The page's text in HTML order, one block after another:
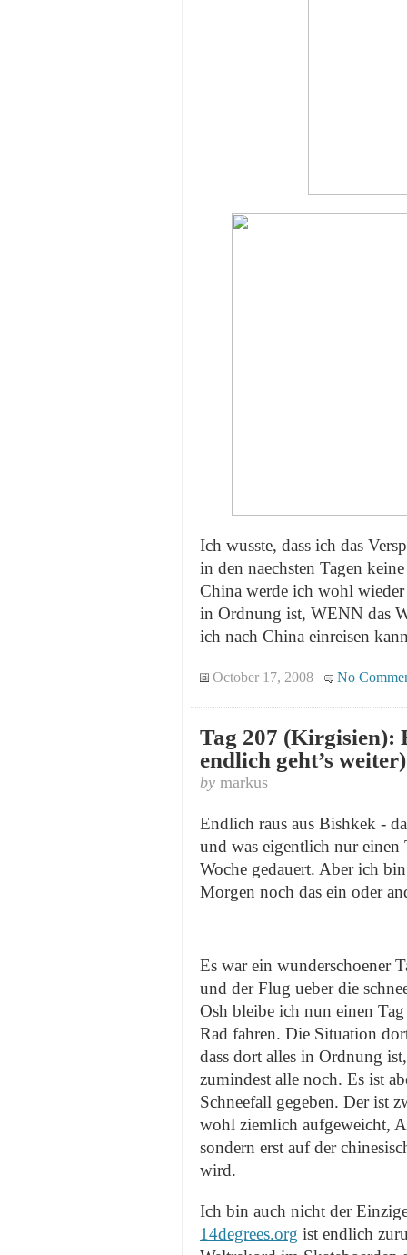
Ich wusste, dass ich das
in den naechsten Tagen
China werde ich wohl
in Ordnung ist, WENN das
ich nach China einreisen
October 17, 2008 No
Tag 207 (Kirgisien):
endlich geht’s weiter)
by markus
Endlich raus aus Bishkek -
und was eigentlich nur einen
Woche gedauert. Aber ich
Morgen noch das ein oder
Es war ein wunderschoener
und der Flug ueber die
Osh bleibe ich nun einen
Rad fahren. Die Situation
dass dort alles in Ordnung
zumindest alle noch. Es ist
Schneefall gegeben. Der ist
wohl ziemlich aufgeweicht,
sondern erst auf der
wird.
Ich bin auch nicht der
14degrees.org ist endlich